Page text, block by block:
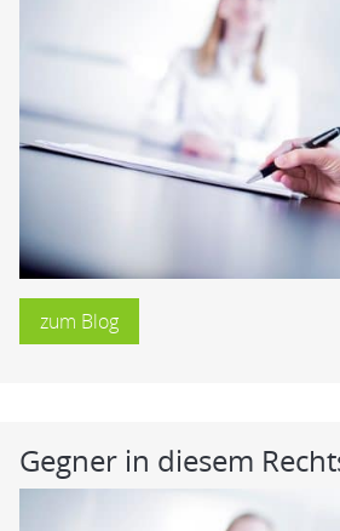
zum Blog
Gegner in diesem